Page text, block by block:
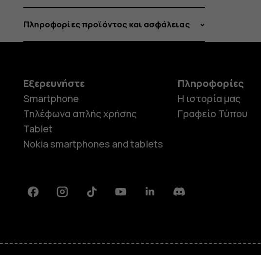
Πληροφορίες προϊόντος και ασφάλειας
Εξερευνήστε
Smartphone
Τηλέφωνα απλής χρήσης
Tablet
Nokia smartphones and tablets
Πληροφορίες
Η ιστορία μας
Γραφείο Τύπου
FacebookInstagramTiktok YoutubeLinkedinDiscord